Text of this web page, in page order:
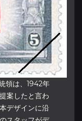
領は、1942年
案したと言わ
デザインに沿